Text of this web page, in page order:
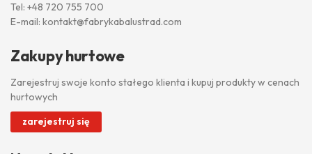
Tel: +48 720 755 700
E-mail: kontakt@fabrykabalustrad.com
Zakupy hurtowe
Zarejestruj swoje konto stałego klienta i kupuj produkty w cenach
hurtowych
zarejestruj się